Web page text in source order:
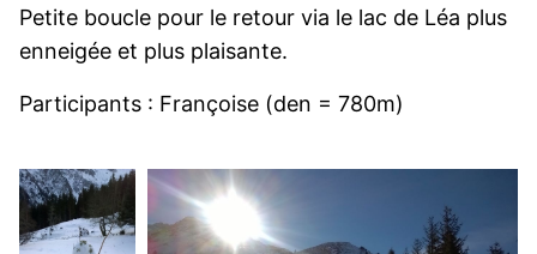
Petite boucle pour le retour via le lac de Léa plus
enneigée et plus plaisante.
Participants : Françoise (den = 780m)